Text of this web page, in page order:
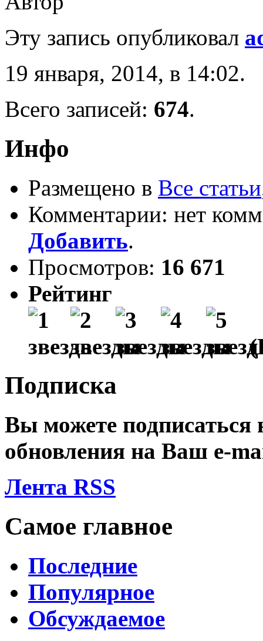
Эту запись опубликовал
19 января, 2014, в 14:02.
Всего записей: 674.
Инфо
Размещено в Все статьи
Комментарии: нет
Добавить.
Просмотров: 16 671
Рейтинг
Подписка
Вы можете подписаться
обновления на Ваш e-
Лента RSS
Самое главное
Последние
Популярное
Обсуждаемое